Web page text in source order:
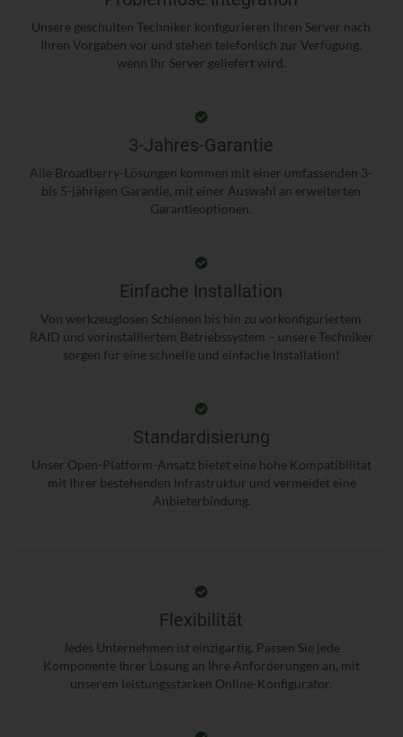
Unsere geschulten Techniker konfigurieren Ihren Server nach
Ihren Vorgaben vor und stehen telefonisch zur Verfügung,
wenn Ihr Server geliefert wird.
3-Jahres-Garantie
Alle Broadberry-Lösungen kommen mit einer umfassenden 3-
bis 5-jährigen Garantie, mit einer Auswahl an erweiterten
Garantieoptionen.
Einfache Installation
Von werkzeuglosen Schienen bis hin zu vorkonfiguriertem
RAID und vorinstalliertem Betriebssystem – unsere Techniker
sorgen für eine schnelle und einfache Installation!
Standardisierung
Unser Open-Platform-Ansatz bietet eine hohe Kompatibilität
mit Ihrer bestehenden Infrastruktur und vermeidet eine
Anbieterbindung.
Flexibilität
Jedes Unternehmen ist einzigartig. Passen Sie jede
Komponente Ihrer Lösung an Ihre Anforderungen an, mit
unserem leistungsstarken Online-Konfigurator.